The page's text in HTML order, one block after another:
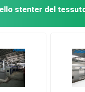
stampaggio di tessuti
di caduta
stenter del